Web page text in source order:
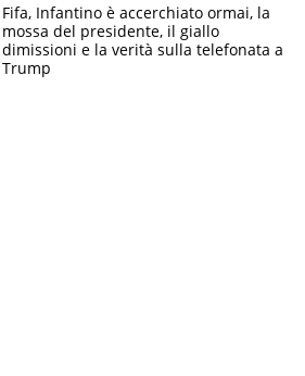
Fifa, Infantino è accerchiato ormai, la
mossa del presidente, il giallo
dimissioni e la verità sulla telefonata a
Trump